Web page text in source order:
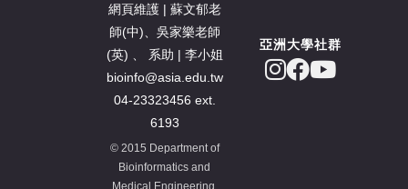
網頁維護 | 蘇文郁老
師(中)、吳家樂老師
(英) 、 系助 | 李小姐
bioinfo@asia.edu.tw
04-23323456 ext.
6193
© 2015 Department of
Bioinformatics and
Medical Engineering,
亞洲大學社群